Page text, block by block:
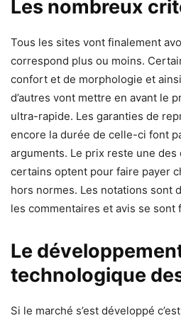
Les nombreux
Tous les sites vont finalement
correspond plus ou moins.
confort et de morphologie et
d’autres vont mettre en avant le
ultra-rapide. Les garanties de
encore la durée de celle-ci font
arguments. Le prix reste une des
certains optent pour faire payer
hors normes. Les notations sont
les commentaires et avis se
Le
technologique
Si le marché s’est développé